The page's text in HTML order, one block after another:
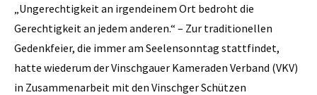
„Ungerechtigkeit an irgendeinem Ort bedroht die
Gerechtigkeit an jedem anderen.“ – Zur traditionellen
Gedenkfeier, die immer am Seelensonntag stattfindet,
hatte wiederum der Vinschgauer Kameraden Verband (VKV)
in Zusammenarbeit mit den Vinschger Schützen